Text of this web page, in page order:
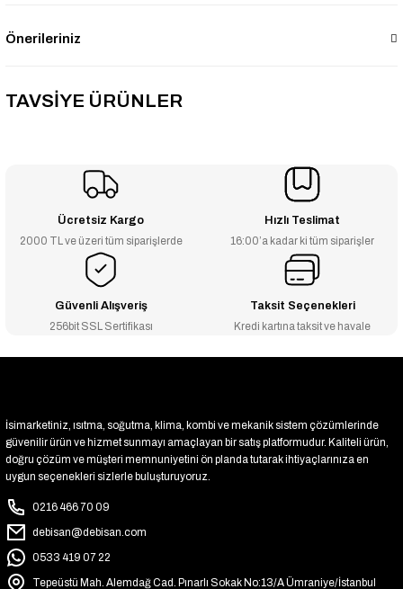
Önerileriniz
TAVSİYE ÜRÜNLER
--1% İNDİRİM
Itek Nys-3 Model Gaz Alarm Cihazı
Ücretsiz Kargo
2000 TL ve üzeri tüm siparişlerde
Hızlı Teslimat
16:00’a kadar ki tüm siparişler
Güvenli Alışveriş
256bit SSL Sertifikası
Taksit Seçenekleri
Kredi kartına taksit ve havale
İsimarketiniz, ısıtma, soğutma, klima, kombi ve mekanik sistem çözümlerinde
güvenilir ürün ve hizmet sunmayı amaçlayan bir satış platformudur. Kaliteli ürün,
doğru çözüm ve müşteri memnuniyetini ön planda tutarak ihtiyaçlarınıza en
uygun seçenekleri sizlerle buluşturuyoruz.
0216 466 70 09
debisan@debisan.com
0533 419 07 22
Tepeüstü Mah. Alemdağ Cad. Pınarlı Sokak No:13/A Ümraniye/İstanbul